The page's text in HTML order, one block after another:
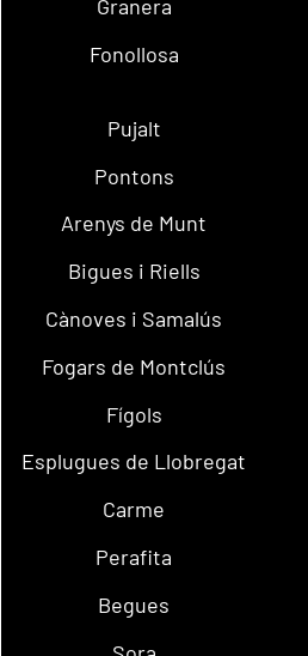
Granera
Fonollosa
Pujalt
Pontons
Arenys de Munt
Bigues i Riells
Cànoves i Samalús
Fogars de Montclús
Fígols
Esplugues de Llobregat
Carme
Perafita
Begues